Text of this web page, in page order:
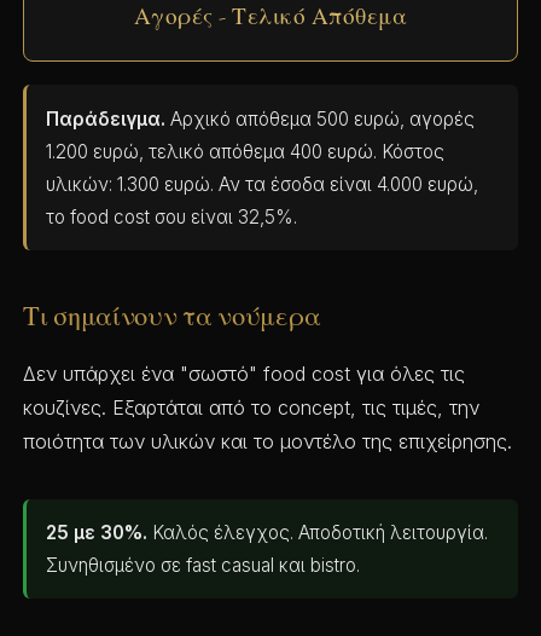
Αγορές - Τελικό Απόθεμα
Παράδειγμα. Αρχικό απόθεμα 500 ευρώ, αγορές
1.200 ευρώ, τελικό απόθεμα 400 ευρώ. Κόστος
υλικών: 1.300 ευρώ. Αν τα έσοδα είναι 4.000 ευρώ,
το food cost σου είναι 32,5%.
Τι σημαίνουν τα νούμερα
Δεν υπάρχει ένα "σωστό" food cost για όλες τις
κουζίνες. Εξαρτάται από το concept, τις τιμές, την
ποιότητα των υλικών και το μοντέλο της επιχείρησης.
25 με 30%. Καλός έλεγχος. Αποδοτική λειτουργία.
Συνηθισμένο σε fast casual και bistro.